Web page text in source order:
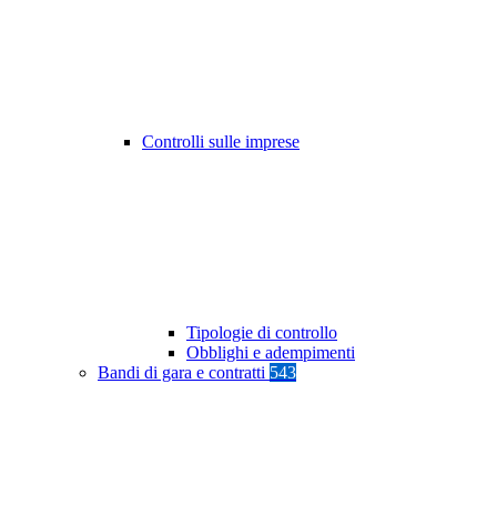
Controlli sulle imprese
Tipologie di controllo
Obblighi e adempimenti
Bandi di gara e contratti 543